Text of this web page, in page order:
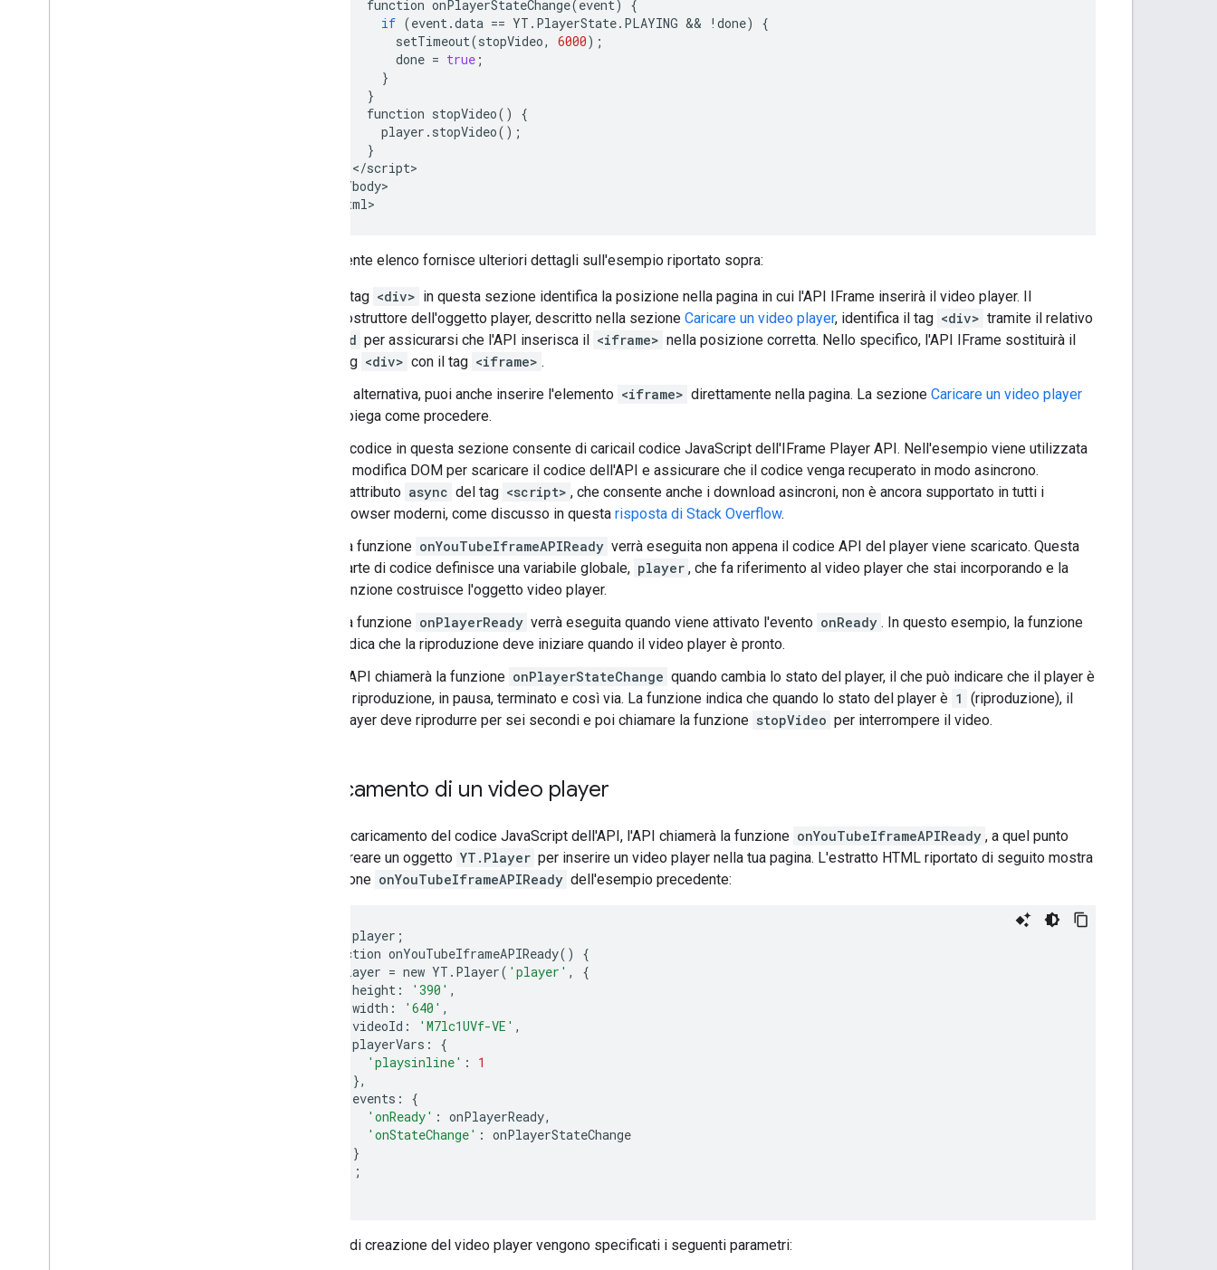
function onPlayerStateChange(event)
{
if (event.data == YT . PlayerState. PLAYING && ! done)
{
setTimeout(stopVideo, 6000);
done = true ;
}
}
function stopVideo()
{
player . stopVideo();
}
</script
/body>
html>
Il seguente elenco fornisce ulteriori dettagli sull'esempio riportato sopra:
Il tag <div> in questa sezione identifica la posizione nella pagina in cui l'API IFrame inserirà il video player. Il
costruttore dell'oggetto player, descritto nella sezione Caricare un video player, identifica il tag <div> tramite il relativo
id per assicurarsi che l'API inserisca il <iframe> nella posizione corretta. Nello specifico, l'API IFrame sostituirà il
tag <div> con il tag <iframe> .
In alternativa, puoi anche inserire l'elemento <iframe> direttamente nella pagina. La sezione Caricare un video player
spiega come procedere.
Il codice in questa sezione consente di caricail codice JavaScript dell'IFrame Player API. Nell'esempio viene utilizzata
la modifica DOM per scaricare il codice dell'API e assicurare che il codice venga recuperato in modo asincrono.
L'attributo async del tag <script> , che consente anche i download asincroni, non è ancora supportato in tutti i
browser moderni, come discusso in questa risposta di Stack Overflow.
La funzione onYouTubeIframeAPIReady verrà eseguita non appena il codice API del player viene scaricato. Questa
parte di codice definisce una variabile globale, player , che fa riferimento al video player che stai incorporando e la
funzione costruisce l'oggetto video player.
La funzione onPlayerReady verrà eseguita quando viene attivato l'evento onReady . In questo esempio, la funzione
indica che la riproduzione deve iniziare quando il video player è pronto.
L'API chiamerà la funzione onPlayerStateChange quando cambia lo stato del player, il che può indicare che il player è
in riproduzione, in pausa, terminato e così via. La funzione indica che quando lo stato del player è 1 (riproduzione), il
player deve riprodurre per sei secondi e poi chiamare la funzione stopVideo per interrompere il video.
Caricamento di un video player
Dopo il caricamento del codice JavaScript dell'API, l'API chiamerà la funzione onYouTubeIframeAPIReady , a quel punto
potrai creare un oggetto YT.Player per inserire un video player nella tua pagina. L'estratto HTML riportato di seguito mostra
la funzione onYouTubeIframeAPIReady dell'esempio precedente:
player ;
function onYouTubeIframeAPIReady()
{
player = new YT . Player( 'player' ,
{
height : '390' ,
width : '640' ,
videoId : 'M7lc1UVf-VE' ,
playerVars :
{
'playsinline' :
1
},
events :
{
'onReady' : onPlayerReady,
'onStateChange' : onPlayerStateChange
}
});
In fase di creazione del video player vengono specificati i seguenti parametri: